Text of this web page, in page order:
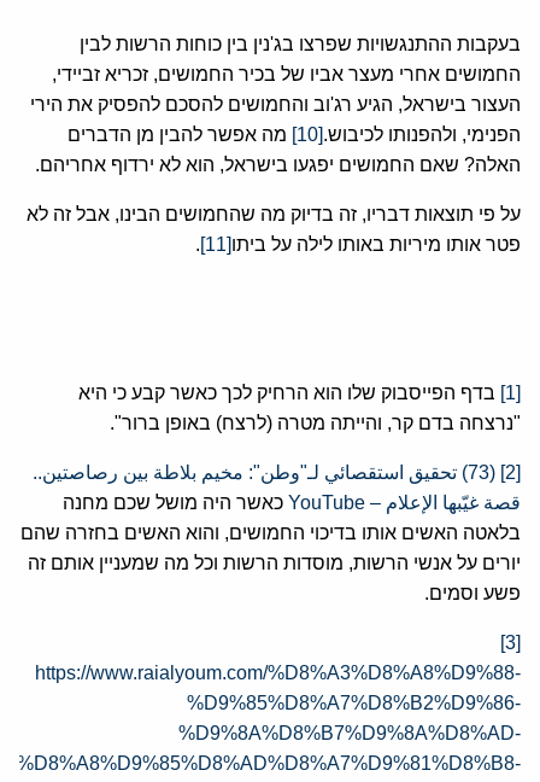
בעקבות ההתנגשויות שפרצו בג'נין בין כוחות הרשות לבין
החמושים אחרי מעצר אביו של בכיר החמושים, זכריא זביידי,
העצור בישראל, הגיע רג'וב והחמושים להסכם להפסיק את הירי
הפנימי, ולהפנותו לכיבוש.
מה אפשר להבין מן הדברים
האלה? שאם החמושים יפגעו בישראל, הוא לא ירדוף אחריהם.
על פי תוצאות דבריו, זה בדיוק מה שהחמושים הבינו, אבל זה לא
פטר אותו מיריות באותו לילה על ביתו
.
בדף הפייסבוק שלו הוא הרחיק לכך כאשר קבע כי היא
"נרצחה בדם קר, והייתה מטרה (לרצח) באופן ברור".
(73) تحقيق استقصائي لـ"وطن": مخيم بلاطة بين رصاصتين..
قصة غيّبها الإعلام – YouTube
כאשר היה מושל שכם מחנה
בלאטה האשים אותו בדיכוי החמושים, והוא האשים בחזרה שהם
יורים על אנשי הרשות, מוסדות הרשות וכל מה שמעניין אותם זה
פשע וסמים.
https://www.raialyoum.com/%D8%A3%D8%A8%D9%88-
%D9%85%D8%A7%D8%B2%D9%86-
%D9%8A%D8%B7%D9%8A%D8%AD-
%D8%A8%D9%85%D8%AD%D8%A7%D9%81%D8%B8-